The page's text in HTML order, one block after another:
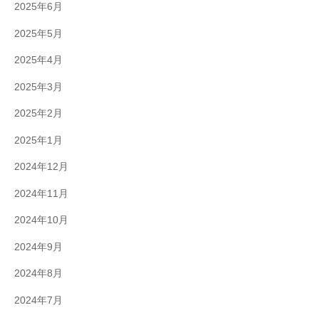
2025年6月
2025年5月
2025年4月
2025年3月
2025年2月
2025年1月
2024年12月
2024年11月
2024年10月
2024年9月
2024年8月
2024年7月